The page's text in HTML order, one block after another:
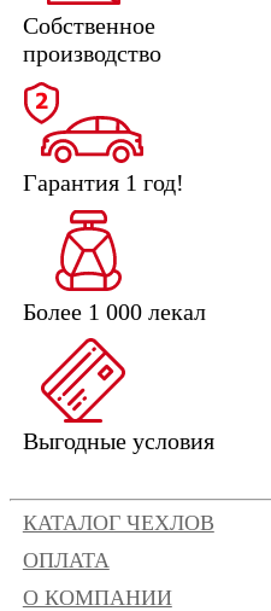
Собственное
производство
Гарантия 1 год!
Более 1 000 лекал
Выгодные условия
КАТАЛОГ ЧЕХЛОВ
ОПЛАТА
О КОМПАНИИ